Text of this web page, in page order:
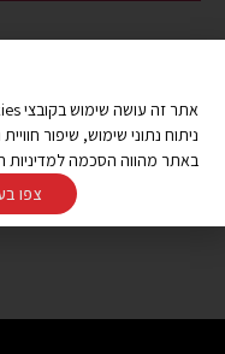
ניתוח נתוני שימוש, שיפור
באתר מהווה הסכמה למדיניות
צפו